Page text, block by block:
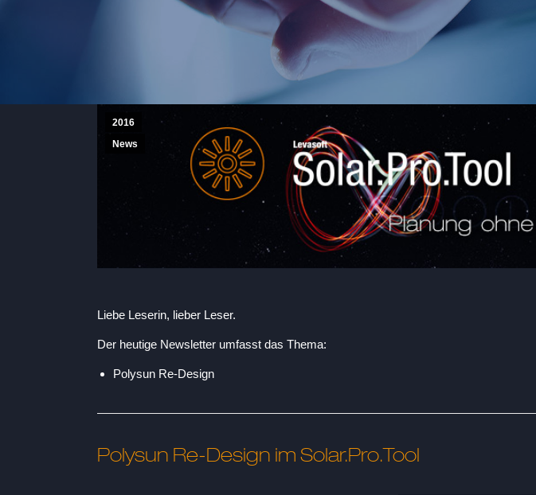
2016
News
Liebe Leserin, lieber Leser.
Der heutige Newsletter umfasst das Thema:
Polysun Re-Design
Polysun Re-Design im Solar.Pro.Tool